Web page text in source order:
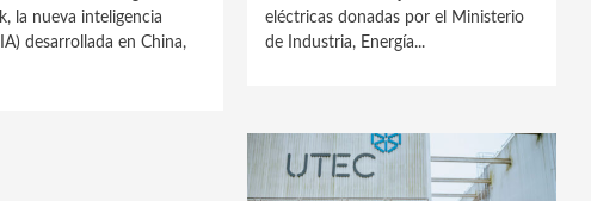
la nueva inteligencia
desarrollada en China,
eléctricas donadas por el Ministerio
de Industria, Energía...